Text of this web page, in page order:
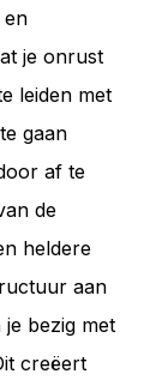
en
je onrust
leiden met
gaan
af te
de
heldere
aan
bezig met
creëert